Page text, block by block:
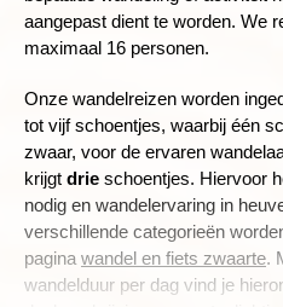
aangepast dient te worden. We
maximaal 16 personen.
Onze wandelreizen worden
tot vijf schoentjes, waarbij één
zwaar, voor de ervaren
krijgt drie schoentjes. Hiervoor
nodig en wandelervaring in
verschillende categorieën
pagina wandel en fiets zwaarte.
wandelduur per dag vind je